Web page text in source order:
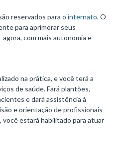
reservados para o internato. O
para aprimorar seus
com mais autonomia e
na prática, e você terá a
de saúde. Fará plantões,
e dará assistência à
e orientação de profissionais
estará habilitado para atuar